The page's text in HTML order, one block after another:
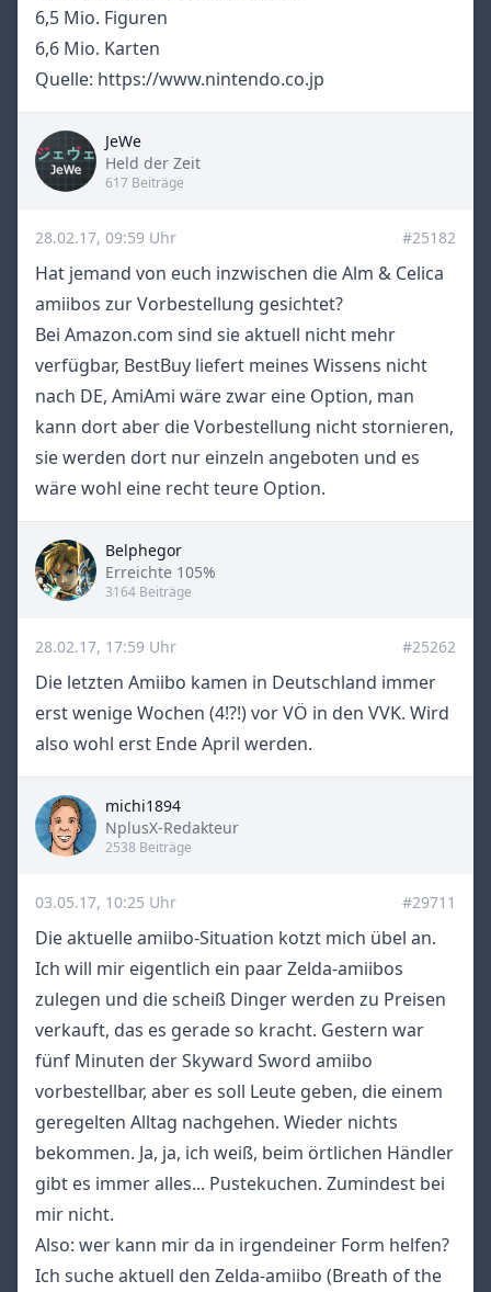
6,5 Mio. Figuren
6,6 Mio. Karten
Quelle: https://www.nintendo.co.jp
JeWe
Title
Held der Zeit
617 Beiträge
28.02.17, 09:59 Uhr #25182
Hat jemand von euch inzwischen die Alm & Celica
amiibos zur Vorbestellung gesichtet?
Bei Amazon.com sind sie aktuell nicht mehr
verfügbar, BestBuy liefert meines Wissens nicht
nach DE, AmiAmi wäre zwar eine Option, man
kann dort aber die Vorbestellung nicht stornieren,
sie werden dort nur einzeln angeboten und es
wäre wohl eine recht teure Option.
Belphegor
Title
Erreichte 105%
3164 Beiträge
28.02.17, 17:59 Uhr #25262
Die letzten Amiibo kamen in Deutschland immer
erst wenige Wochen (4!?!) vor VÖ in den VVK. Wird
also wohl erst Ende April werden.
michi1894
Title
NplusX-Redakteur
2538 Beiträge
03.05.17, 10:25 Uhr #29711
Die aktuelle amiibo-Situation kotzt mich übel an.
Ich will mir eigentlich ein paar Zelda-amiibos
zulegen und die scheiß Dinger werden zu Preisen
verkauft, das es gerade so kracht. Gestern war
fünf Minuten der Skyward Sword amiibo
vorbestellbar, aber es soll Leute geben, die einem
geregelten Alltag nachgehen. Wieder nichts
bekommen. Ja, ja, ich weiß, beim örtlichen Händler
gibt es immer alles... Pustekuchen. Zumindest bei
mir nicht.
Also: wer kann mir da in irgendeiner Form helfen?
Ich suche aktuell den Zelda-amiibo (Breath of the